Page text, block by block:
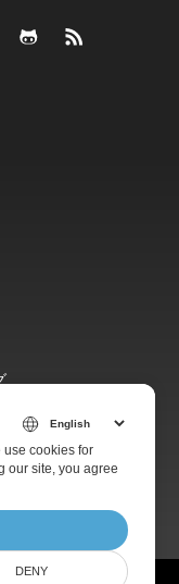
use cookies for
our site, you agree
DENY